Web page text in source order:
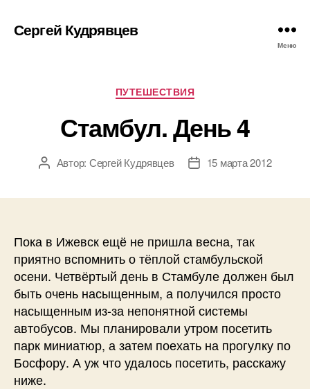
Сергей Кудрявцев
Меню
Рубрики
ПУТЕШЕСТВИЯ
Стамбул. День 4
АвторАвтор: Сергей Кудрявцев
Дата15 марта 2012
Пока в Ижевск ещё не пришла весна, так
приятно вспомнить о тёплой стамбульской
осени. Четвёртый день в Стамбуле должен был
быть очень насыщенным, а получился просто
насыщенным из-за непонятной системы
автобусов. Мы планировали утром посетить
парк миниатюр, а затем поехать на прогулку по
Босфору. А уж что удалось посетить, расскажу
ниже.